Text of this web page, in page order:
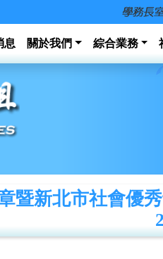
息 關於我們 綜合業務
暨新北市社會優